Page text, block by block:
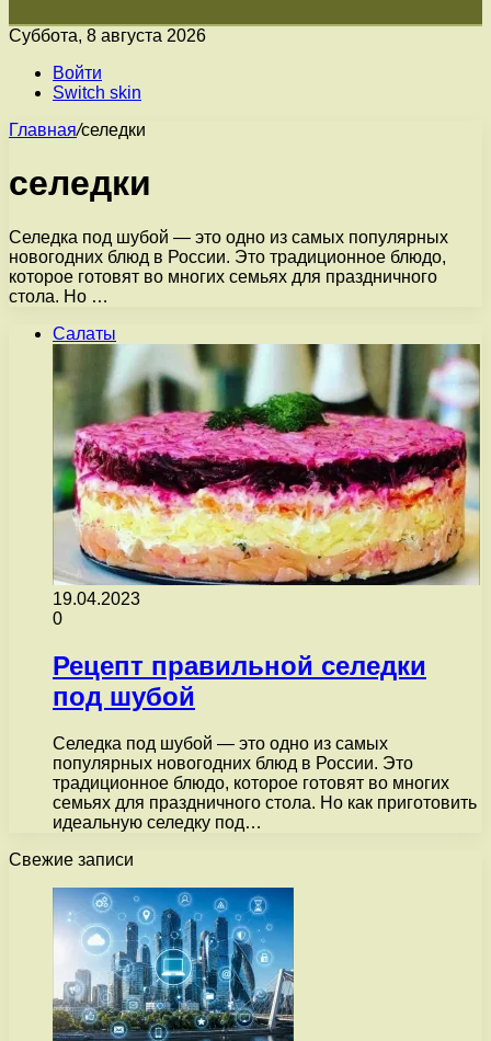
Суббота, 8 августа 2026
Войти
Switch skin
Главная/селедки
селедки
Селедка под шубой — это одно из самых популярных
новогодних блюд в России. Это традиционное блюдо,
которое готовят во многих семьях для праздничного
стола. Но …
Салаты
19.04.2023
0
Рецепт правильной селедки
под шубой
Селедка под шубой — это одно из самых
популярных новогодних блюд в России. Это
традиционное блюдо, которое готовят во многих
семьях для праздничного стола. Но как приготовить
идеальную селедку под…
Свежие записи